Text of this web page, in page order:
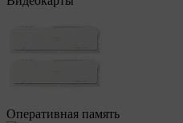
Оперативная память